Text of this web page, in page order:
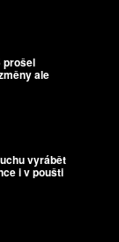
prošel
ale
vyrábět
i v poušti